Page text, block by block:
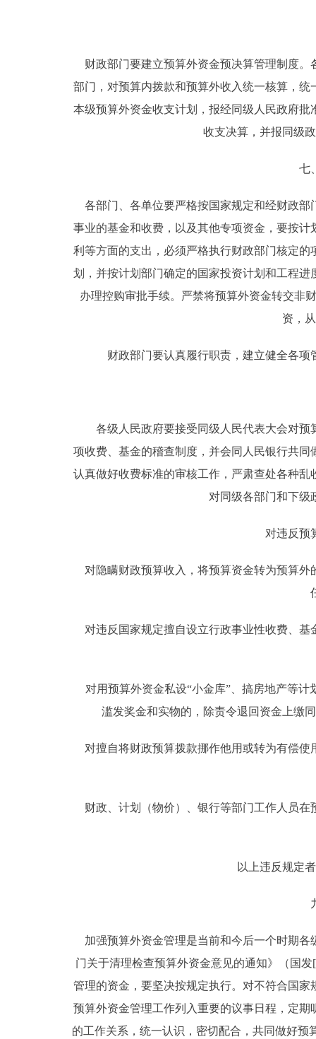
财政部门要建立预算外资金预决算管理制度。
部门，对预算内拨款和预算外收入统一核算，
本级预算外资金收支计划，报经同级人民政府
收支决算，并报同级
七、
各部门、各单位要严格按国家规定和经财政部
事业的基金和收费，以及其他专项资金，要按
利等方面的支出，必须严格执行财政部门核定
划，并按计划部门确定的国家投资计划和工程
办理控购审批手续。严禁将预算外资金转交非
资，
财政部门要认真履行职责，建立健全各项
各级人民政府要接受同级人民代表大会对预
项收费、基金的稽查制度，并会同人民银行共
认真做好收费标准的审核工作，严肃查处各种
对同级各部门和下级
对违反预
对隐瞒财政预算收入，将预算资金转为预算外
对违反国家规定擅自设立行政事业性收费、基
对用预算外资金私设“小金库”、搞房地产等计
滥发奖金和实物的，除责令退回资金上缴
对擅自将财政预算拨款挪作他用或转为有偿使
财政、计划（物价）、银行等部门工作人员在
以上违反规定者
加强预算外资金管理是当前和今后一个时期各
门关于清理检查预算外资金意见的通知》（国
管理的资金，要坚决按规定执行。对不符合国
预算外资金管理工作列入重要的议事日程，定
的工作关系，统一认识，密切配合，共同做好